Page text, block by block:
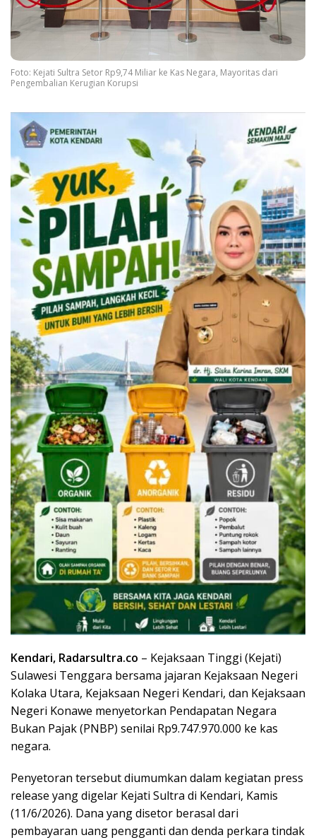
Foto: Kejati Sultra Setor Rp9,74 Miliar ke Kas Negara, Mayoritas dari
Pengembalian Kerugian Korupsi
Kendari, Radarsultra.co – Kejaksaan Tinggi (Kejati)
Sulawesi Tenggara bersama jajaran Kejaksaan Negeri
Kolaka Utara, Kejaksaan Negeri Kendari, dan Kejaksaan
Negeri Konawe menyetorkan Pendapatan Negara
Bukan Pajak (PNBP) senilai Rp9.747.970.000 ke kas
negara.
Penyetoran tersebut diumumkan dalam kegiatan press
release yang digelar Kejati Sultra di Kendari, Kamis
(11/6/2026). Dana yang disetor berasal dari
pembayaran uang pengganti dan denda perkara tindak